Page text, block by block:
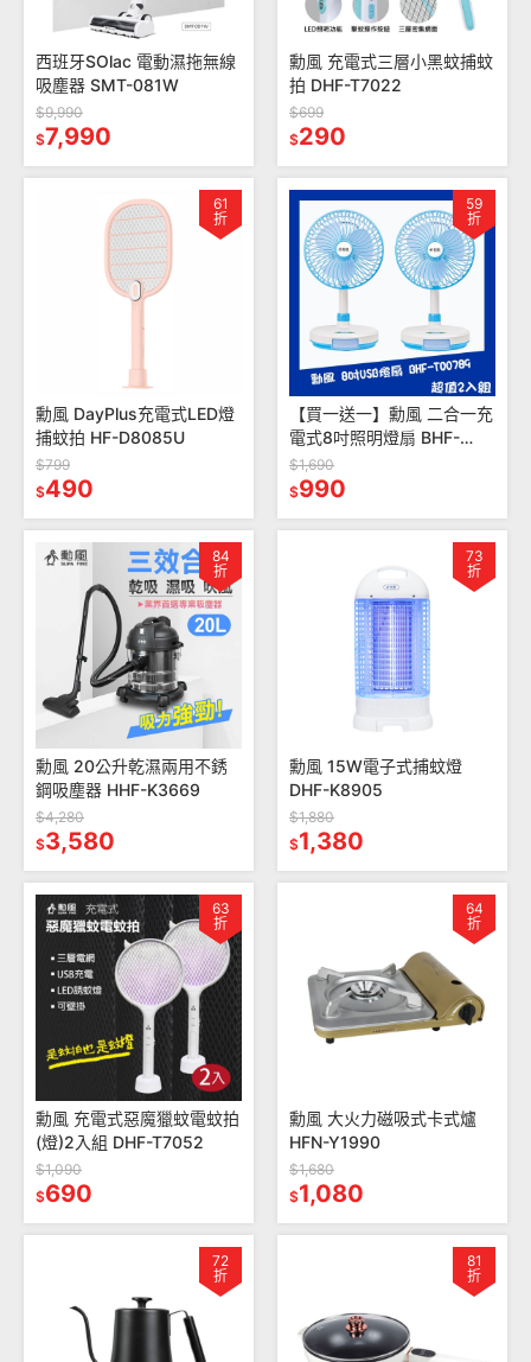
西班牙SOlac 電動濕拖無線
吸塵器 SMT-081W
$9,990
$7,990
勳風 充電式三層小黑蚊捕蚊
拍 DHF-T7022
$699
$290
61
折
勳風 DayPlus充電式LED燈
捕蚊拍 HF-D8085U
$799
$490
59
折
【買一送一】勳風 二合一充
電式8吋照明燈扇 BHF-
T00789
$1,690
$990
84
折
勳風 20公升乾濕兩用不銹
鋼吸塵器 HHF-K3669
$4,280
$3,580
73
折
勳風 15W電子式捕蚊燈
DHF-K8905
$1,880
$1,380
63
折
勳風 充電式惡魔獵蚊電蚊拍
(燈)2入組 DHF-T7052
$1,090
$690
64
折
勳風 大火力磁吸式卡式爐
HFN-Y1990
$1,680
$1,080
72
折
81
折